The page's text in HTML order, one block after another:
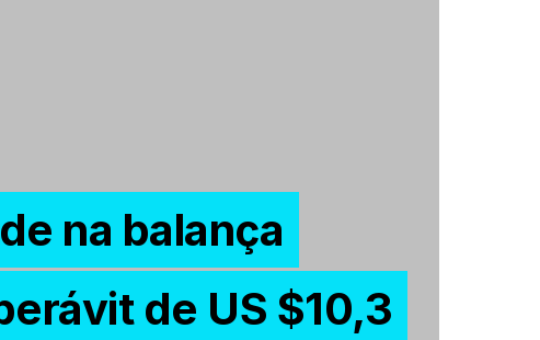
na balança
de US $10,3